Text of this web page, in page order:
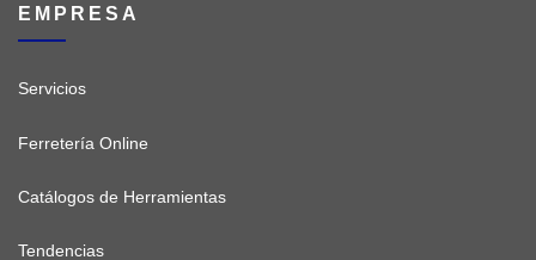
EMPRESA
Servicios
Ferretería Online
Catálogos de Herramientas
Tendencias